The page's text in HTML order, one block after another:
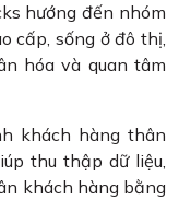
hướng đến nhóm
cấp, sống ở đô thị,
hóa và quan tâm
khách hàng thân
thu thập dữ liệu,
khách hàng bằng